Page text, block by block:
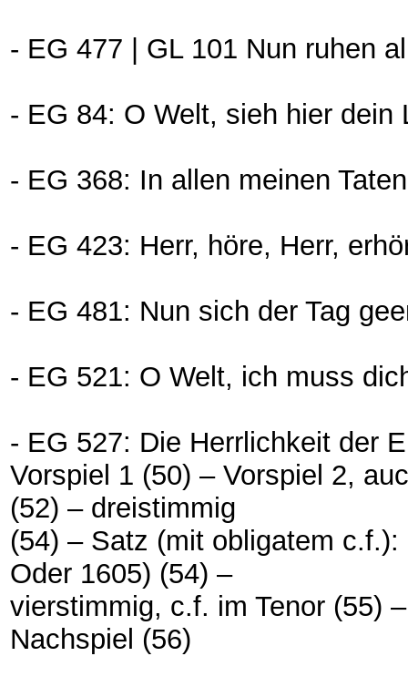
- EG 477 | GL 101 Nun ruhen
- EG 84: O Welt, sieh hier dein
- EG 368: In allen meinen Taten
- EG 423: Herr, höre, Herr,
- EG 481: Nun sich der Tag
- EG 521: O Welt, ich muss
- EG 527: Die Herrlichkeit der
Vorspiel 1 (50) – Vorspiel 2,
(52) – dreistimmig
(54) – Satz (mit obligatem
Oder 1605) (54) –
vierstimmig, c.f. im Tenor (55)
Nachspiel (56)